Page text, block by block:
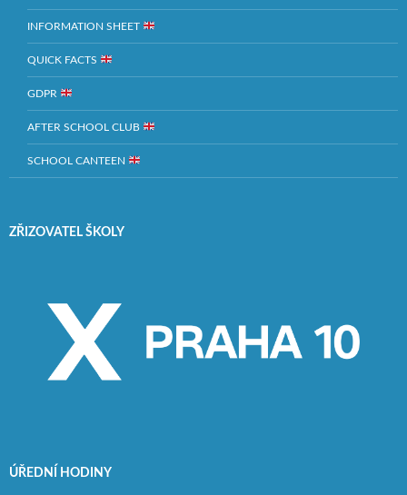
INFORMATION SHEET
QUICK FACTS
GDPR
AFTER SCHOOL CLUB
SCHOOL CANTEEN
ZŘIZOVATEL ŠKOLY
ÚŘEDNÍ HODINY